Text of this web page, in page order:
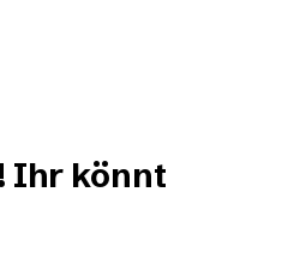
Ihr könnt